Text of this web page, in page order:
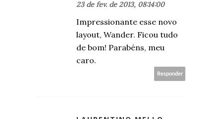
23 de fev. de 2013, 08:14:00
Impressionante esse novo
layout, Wander. Ficou tudo
de bom! Parabéns, meu
caro.
Responder